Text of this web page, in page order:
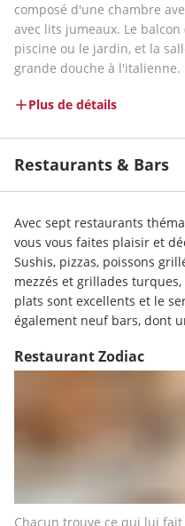
composé d'une chambre
avec lits jumeaux. Le
piscine ou le jardin, et la
grande douche à l'italienne.
Plus de détails
Restaurants & Bars
Avec sept restaurants
vous vous faites plaisir et
Sushis, pizzas, poissons
mezzés et grillades
plats sont excellents et le
également neuf bars, dont
Restaurant Zodiac
Chacun trouve ce qui lui